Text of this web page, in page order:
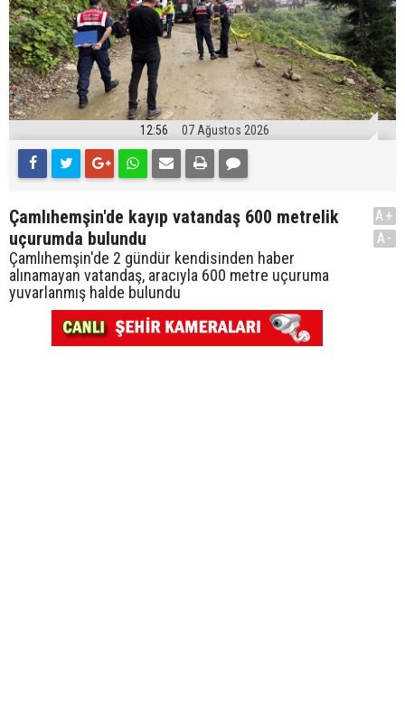
12:56 07 Ağustos 2026
Çamlıhemşin'de kayıp vatandaş 600 metrelik
uçurumda bulundu
Çamlıhemşin'de 2 gündür kendisinden haber
alınamayan vatandaş, aracıyla 600 metre uçuruma
yuvarlanmış halde bulundu
A+
A-